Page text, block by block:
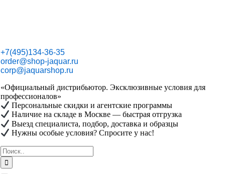
+7(495)134-36-35
order@shop-jaquar.ru
corp@jaquarshop.ru
«Официальный дистрибьютор. Эксклюзивные условия для
профессионалов»
Персональные скидки и агентские программы
Наличие на складе в Москве — быстрая отгрузка
Выезд специалиста, подбор, доставка и образцы
Нужны особые условия? Спросите у нас!
Результат
поиска: